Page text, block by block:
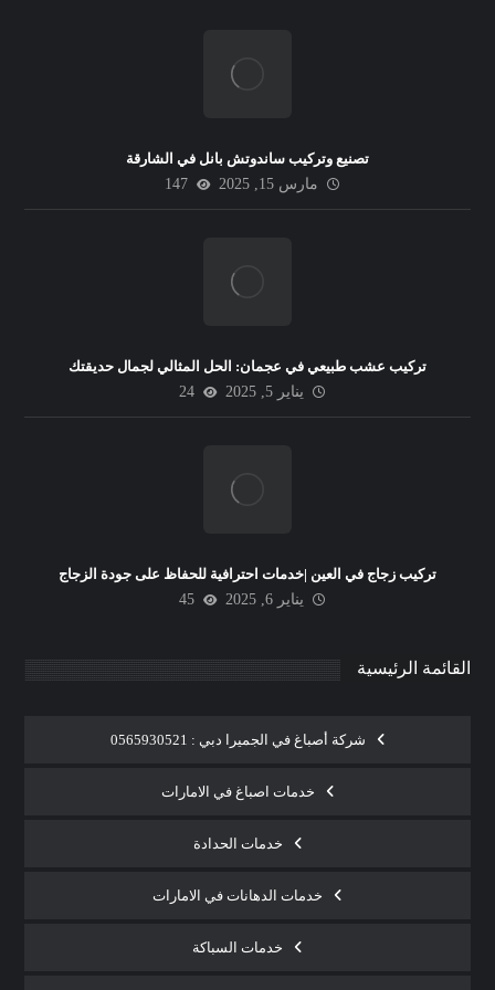
تصنيع وتركيب ساندوتش بانل في الشارقة
مارس 15, 2025
147
تركيب عشب طبيعي في عجمان: الحل المثالي لجمال حديقتك
يناير 5, 2025
24
تركيب زجاج في العين |خدمات احترافية للحفاظ على جودة الزجاج
يناير 6, 2025
45
القائمة الرئيسية
شركة أصباغ في الجميرا دبي : 0565930521
خدمات اصباغ في الامارات
خدمات الحدادة
خدمات الدهانات في الامارات
خدمات السباكة